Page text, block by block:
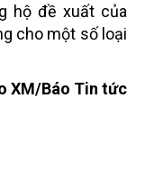
hộ đề xuất của
cho một số loại
XM/Báo Tin tức